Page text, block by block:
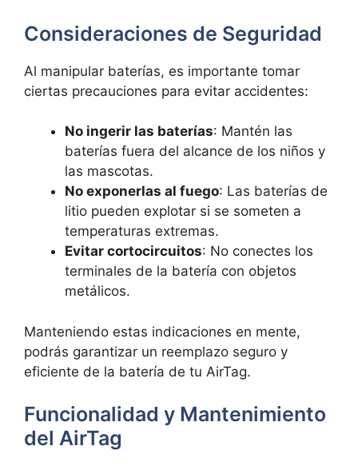
Consideraciones de Seguridad
Al manipular baterías, es importante tomar
ciertas precauciones para evitar accidentes:
No ingerir las baterías: Mantén las
baterías fuera del alcance de los niños y
las mascotas.
No exponerlas al fuego: Las baterías de
litio pueden explotar si se someten a
temperaturas extremas.
Evitar cortocircuitos: No conectes los
terminales de la batería con objetos
metálicos.
Manteniendo estas indicaciones en mente,
podrás garantizar un reemplazo seguro y
eficiente de la batería de tu AirTag.
Funcionalidad y Mantenimiento
del AirTag